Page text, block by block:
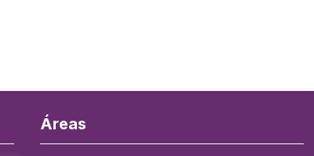
Áreas